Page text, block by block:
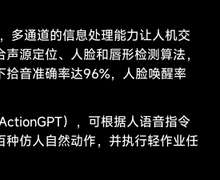
多通道的信息处理能力让人机交
源定位、人脸和唇形检测算法，
拾音准确率达96%，人脸唤醒率
），可根据人语音指令
种仿人自然动作，并执行轻作业任